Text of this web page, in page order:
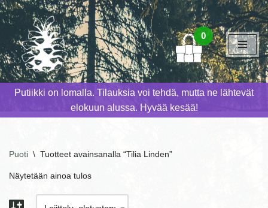
Siirry
suoraan
sisältöön
0
Putiikki on lomalla. Tilauksia voi tehdä, mutta ne lähtevät
elokuun alussa. Hyvää kesää!
Puoti \ Tuotteet avainsanalla “Tilia Linden”
Näytetään ainoa tulos